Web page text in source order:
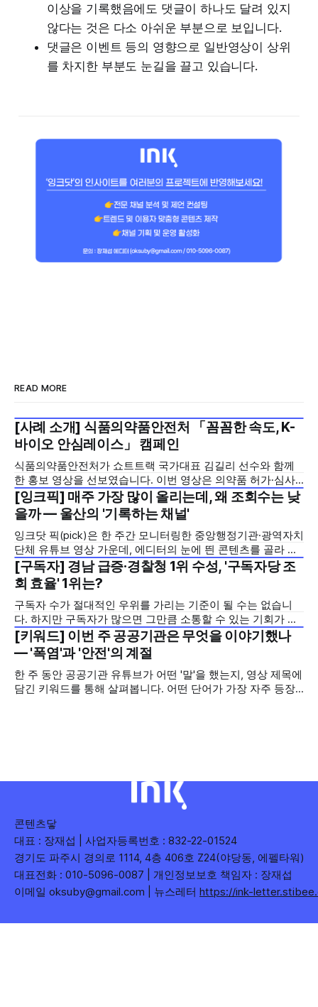
이상을 기록했음에도 댓글이 하나도 달려 있지
않다는 것은 다소 아쉬운 부분으로 보입니다.
댓글은 이벤트 등의 영향으로 일반영상이 상위
를 차지한 부분도 눈길을 끌고 있습니다.
READ MORE
2026년 7월 5주
[사례 소개] 식품의약품안전처 「꼼꼼한 속도, K-
바이오 안심레이스」 캠페인
식품의약품안전처가 쇼트트랙 국가대표 김길리 선수와 함께
한 홍보 영상을 선보였습니다. 이번 영상은 의약품 허가·심사
기간을 기존 420일에서 240일로 단축한 정책을 국민에게 쉽
고 친근하게 알리기 위해 제작한 것으로, 딱딱하게 느껴질 수
있는 규제 정책을, 빙판 위에서 빠른 스피드와 꼼꼼한 준비를
모두 갖춘 김길리 선수의 이미지에 빗대어 풀어낸 것이 특징입
니다. '빠르지만
2026년 7월 5주
[잉크픽] 매주 가장 많이 올리는데, 왜 조회수는 낮
을까 — 울산의 '기록하는 채널'
잉크닷 픽(pick)은 한 주간 모니터링한 중앙행정기관·광역자치
단체 유튜브 영상 가운데, 에디터의 눈에 띈 콘텐츠를 골라 그
시도와 의미를 들여다보는 코너입니다. 조회수 순위표 맨 위에
오르지는 못했지만, 다른 채널이 가지 않은 길을 택한 콘텐츠
를 소개합니다. 이번 주는 특정 영상 한 편이 아니라, 채널 하나
의 '변화'를 이야기하려
2026년 7월 5주
[구독자] 경남 급증·경찰청 1위 수성, '구독자당 조
회 효율' 1위는?
구독자 수가 절대적인 우위를 가리는 기준이 될 수는 없습니
다. 하지만 구독자가 많으면 그만큼 소통할 수 있는 기회가 많
아집니다. 소통은 곧 채널의 신뢰로 이어집니다. 억지로 구독
자를 확보하기보다는 소통하는, 그래서 충성도 높은 구독자를
다수 확보하길 바라는 마음을 담아, 중앙행정기관과 광역자치
단체 유튜브 채널의 구독자를 월 단위로 분석합니다. 중앙행정
기관과 광역자치단체 유튜브 채널의 구독자를 통합하여
2026년 7월 5주
[키워드] 이번 주 공공기관은 무엇을 이야기했나
— '폭염'과 '안전'의 계절
한 주 동안 공공기관 유튜브가 어떤 '말'을 했는지, 영상 제목에
담긴 키워드를 통해 살펴봅니다. 어떤 단어가 가장 자주 등장
콘텐츠닿
대표 : 장재섭 | 사업자등록번호 : 832-22-01524
경기도 파주시 경의로 1114, 4층 406호 Z24(야당동, 에펠타워)
대표전화 : 010-5096-0087 | 개인정보보호 책임자 : 장재섭
이메일 oksuby@gmail.com | 뉴스레터 https://ink-